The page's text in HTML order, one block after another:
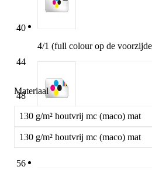
4/1 (full colour op de
4/4 (full colour, dubbelzijdig
40
44
48
56
Materiaal
130 g/m² houtvrij mc (maco) mat
130 g/m² houtvrij mc (maco) mat